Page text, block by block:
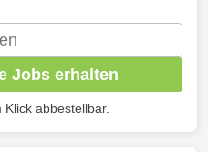
Jobs erhalten
abbestellbar.